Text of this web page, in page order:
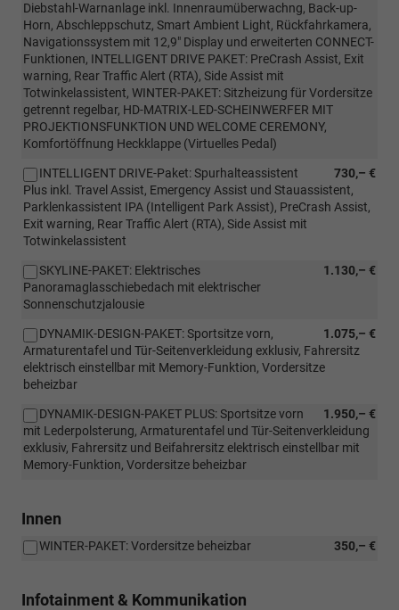
Diebstahl-Warnanlage inkl. Innenraumüberwachng, Back-up-
Horn, Abschleppschutz, Smart Ambient Light, Rückfahrkamera,
Navigationssystem mit 12,9" Display und erweiterten CONNECT-
Funktionen, INTELLIGENT DRIVE PAKET: PreCrash Assist, Exit
warning, Rear Traffic Alert (RTA), Side Assist mit
Totwinkelassistent, WINTER-PAKET: Sitzheizung für Vordersitze
getrennt regelbar, HD-MATRIX-LED-SCHEINWERFER MIT
PROJEKTIONSFUNKTION UND WELCOME CEREMONY,
Komfortöffnung Heckklappe (Virtuelles Pedal)
730,– €
INTELLIGENT DRIVE-Paket: Spurhalteassistent
Plus inkl. Travel Assist, Emergency Assist und Stauassistent,
Parklenkassistent IPA (Intelligent Park Assist), PreCrash Assist,
Exit warning, Rear Traffic Alert (RTA), Side Assist mit
Totwinkelassistent
1.130,– €
SKYLINE-PAKET: Elektrisches
Panoramaglasschiebedach mit elektrischer
Sonnenschutzjalousie
1.075,– €
DYNAMIK-DESIGN-PAKET: Sportsitze vorn,
Armaturentafel und Tür-Seitenverkleidung exklusiv, Fahrersitz
elektrisch einstellbar mit Memory-Funktion, Vordersitze
beheizbar
1.950,– €
DYNAMIK-DESIGN-PAKET PLUS: Sportsitze vorn
mit Lederpolsterung, Armaturentafel und Tür-Seitenverkleidung
exklusiv, Fahrersitz und Beifahrersitz elektrisch einstellbar mit
Memory-Funktion, Vordersitze beheizbar
Innen
350,– €
WINTER-PAKET: Vordersitze beheizbar
Infotainment & Kommunikation